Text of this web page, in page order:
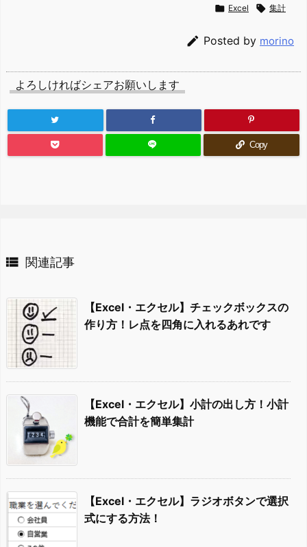
 Excel  集計
 Posted by morino
よろしければシェアお願いします
Copy
 関連記事
【Excel・エクセル】チェックボックスの
作り方！レ点を四角に入れるあれです
【Excel・エクセル】小計の出し方！小計
機能で合計を簡単集計
【Excel・エクセル】ラジオボタンで選択
式にする方法！